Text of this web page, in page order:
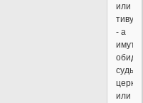
или
тивун
- а
имуть
суды
или